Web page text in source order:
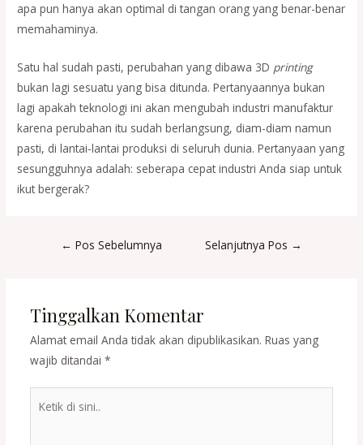
apa pun hanya akan optimal di tangan orang yang benar-benar
memahaminya.
Satu hal sudah pasti, perubahan yang dibawa 3D printing
bukan lagi sesuatu yang bisa ditunda. Pertanyaannya bukan
lagi apakah teknologi ini akan mengubah industri manufaktur
karena perubahan itu sudah berlangsung, diam-diam namun
pasti, di lantai-lantai produksi di seluruh dunia. Pertanyaan yang
sesungguhnya adalah: seberapa cepat industri Anda siap untuk
ikut bergerak?
Post← Pos Sebelumnya Selanjutnya Pos →
Tinggalkan Komentar
Alamat email Anda tidak akan dipublikasikan. Ruas yang
wajib ditandai *